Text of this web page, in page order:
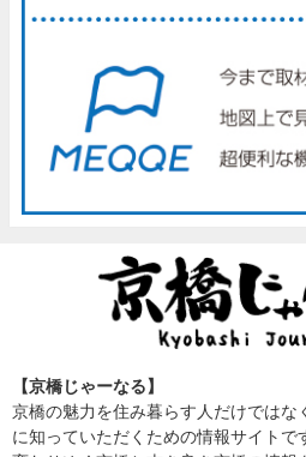
【京橋じゃーなる】
京橋の魅力を住み暮らす人だけではな
に知っていただくための情報サイトで